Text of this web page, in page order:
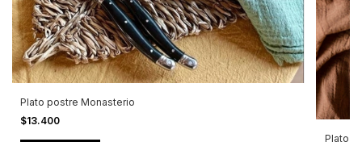
Plato postre Monasterio
$13.400
Plato